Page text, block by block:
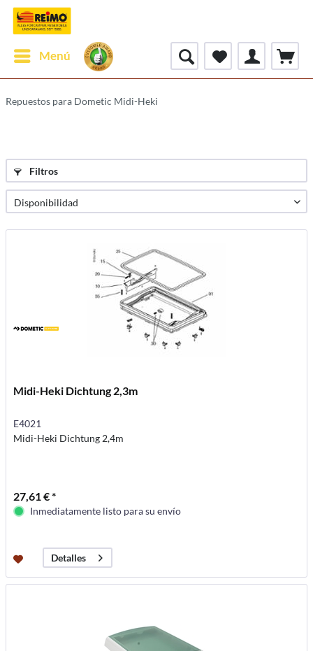
Menú
Repuestos para Dometic Midi-Heki
Filtros
Midi-Heki Dichtung 2,3m
E4021
Midi-Heki Dichtung 2,4m
27,61 € *
Inmediatamente listo para su envío
Detalles